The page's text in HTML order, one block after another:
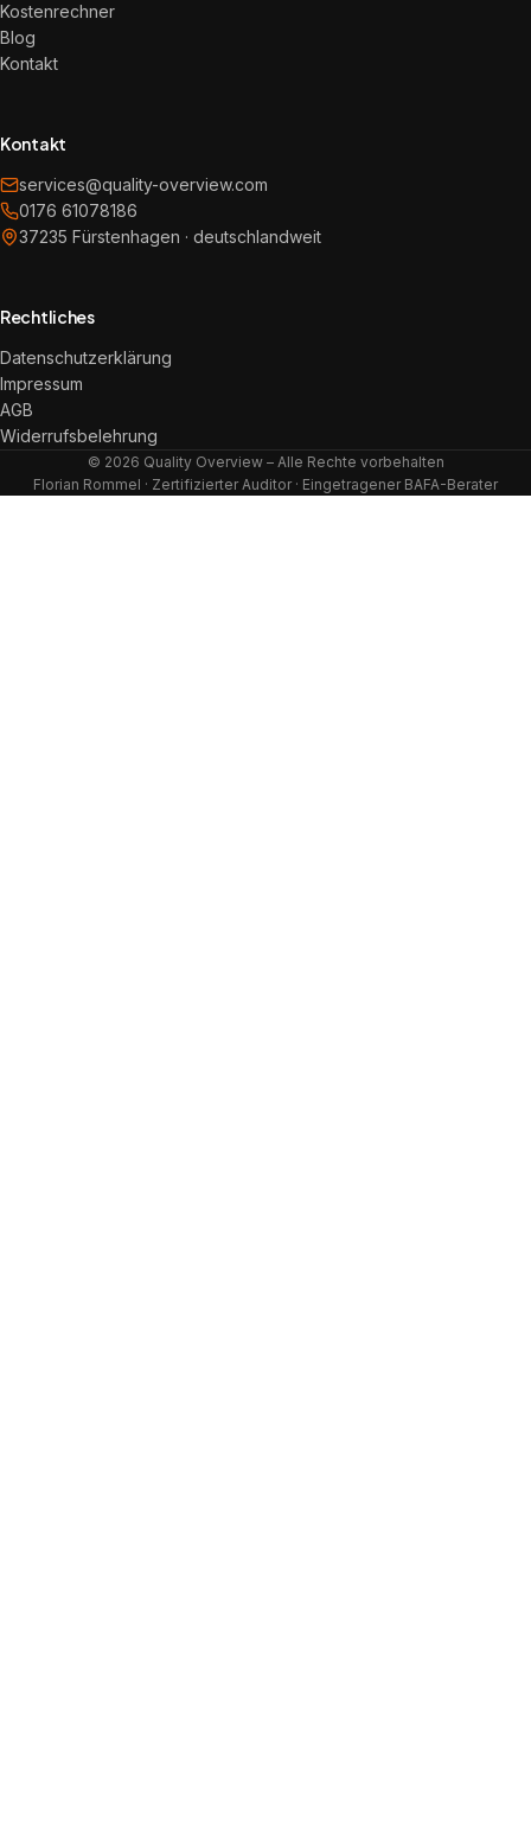
Kostenrechner
Blog
Kontakt
Kontakt
services@quality-overview.com
0176 61078186
37235 Fürstenhagen · deutschlandweit
Rechtliches
Datenschutzerklärung
Impressum
AGB
Widerrufsbelehrung
© 2026 Quality Overview – Alle Rechte vorbehalten
Florian Rommel · Zertifizierter Auditor · Eingetragener BAFA-Berater